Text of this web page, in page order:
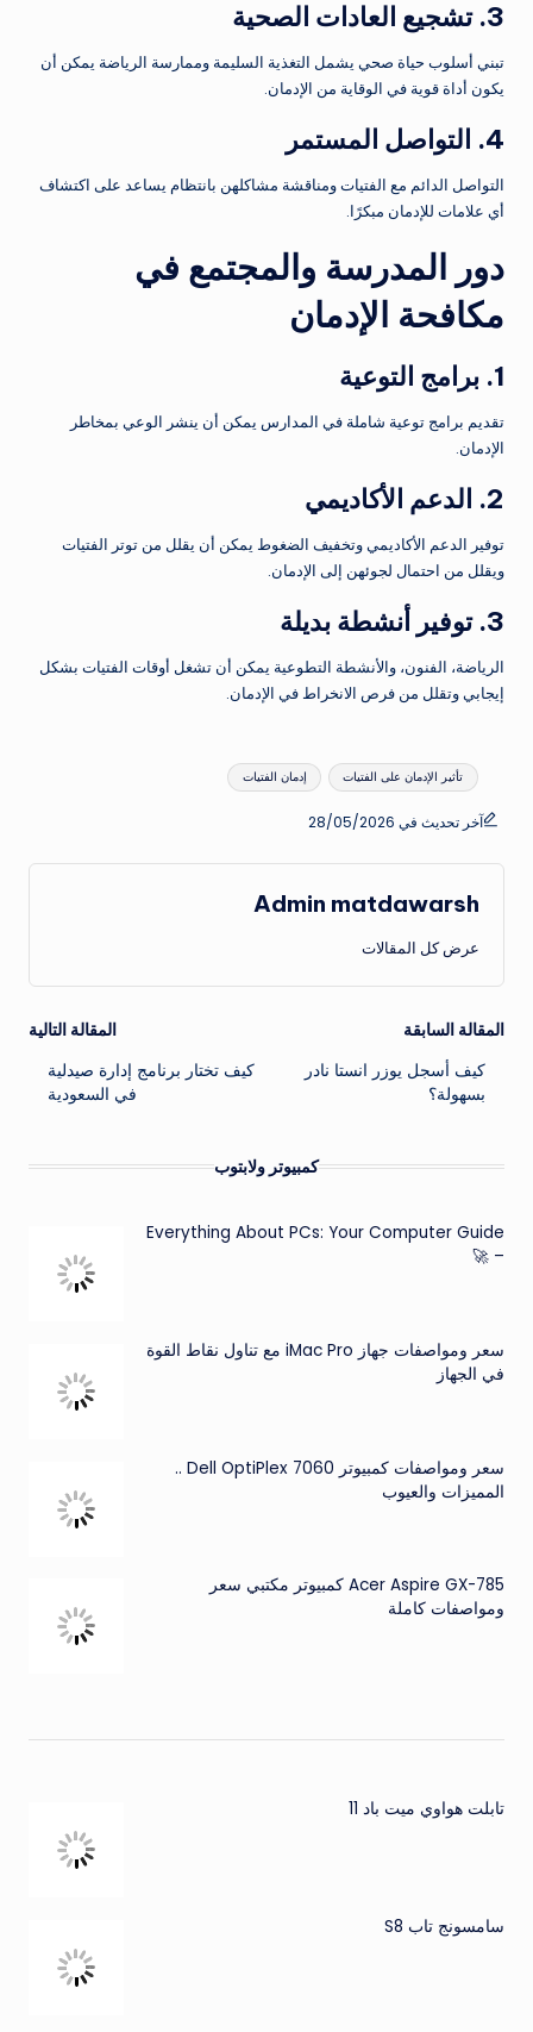
3. تشجيع العادات الصحية
تبني أسلوب حياة صحي يشمل التغذية السليمة وممارسة الرياضة يمكن أن
يكون أداة قوية في الوقاية من الإدمان.
4. التواصل المستمر
التواصل الدائم مع الفتيات ومناقشة مشاكلهن بانتظام يساعد على اكتشاف
أي علامات للإدمان مبكرًا.
دور المدرسة والمجتمع في
مكافحة الإدمان
1. برامج التوعية
تقديم برامج توعية شاملة في المدارس يمكن أن ينشر الوعي بمخاطر
الإدمان.
2. الدعم الأكاديمي
توفير الدعم الأكاديمي وتخفيف الضغوط يمكن أن يقلل من توتر الفتيات
ويقلل من احتمال لجوئهن إلى الإدمان.
3. توفير أنشطة بديلة
الرياضة، الفنون، والأنشطة التطوعية يمكن أن تشغل أوقات الفتيات بشكل
إيجابي وتقلل من فرص الانخراط في الإدمان.
العلامات: إدمان الفتيات تأثير الإدمان على الفتيات
آخر تحديث في 28/05/2026
Admin matdawarsh
عرض كل المقالات
تصفّح
المقالات
المقالة السابقة
كيف أسجل يوزر انستا نادر
بسهولة؟
المقالة التالية
كيف تختار برنامج إدارة صيدلية
في السعودية
كمبيوتر ولابتوب
Everything About PCs: Your Computer Guide
– 🚀
سعر ومواصفات جهاز iMac Pro مع تناول نقاط القوة
في الجهاز
سعر ومواصفات كمبيوتر Dell OptiPlex 7060 ..
المميزات والعيوب
Acer Aspire GX-785 كمبيوتر مكتبي سعر
ومواصفات كاملة
تابلت هواوي ميت باد 11
سامسونج تاب S8